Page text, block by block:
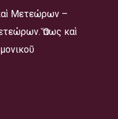
Μετεώρων –
Ὅπως καὶ